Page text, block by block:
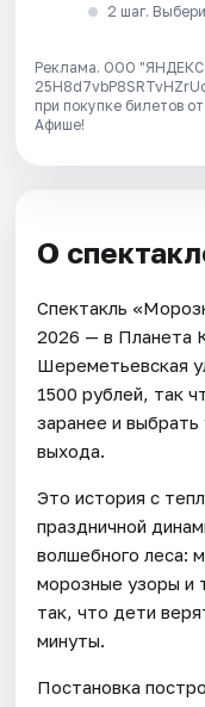
2 шаг.
Реклама. ООО
при покупке билетов
Афише!
О
Спектакль
2026 — в Планета
Шереметьевская
1500 рублей, так
заранее и
выхода.
Это история с
праздничной
волшебного леса:
морозные узоры и
так, что дети
минуты.
Постановка